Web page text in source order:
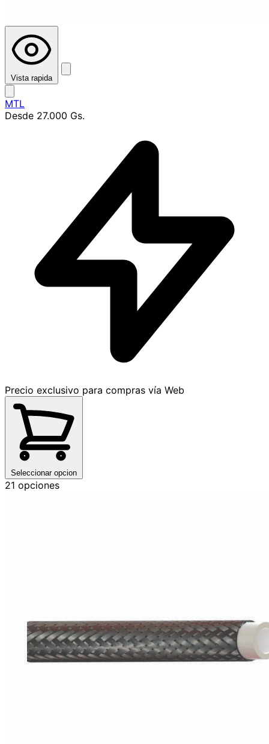
Vista rapida
MTL
Desde 27.000 Gs.
Precio exclusivo para compras vía Web
Seleccionar opcion
21 opciones